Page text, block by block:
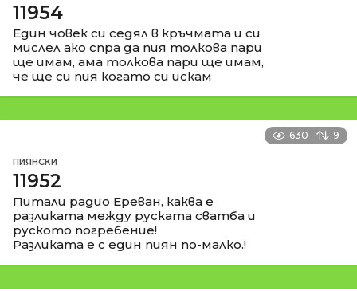
11954
Един човек си седял в кръчмата и си
мислел ако спра да пия толкова пари
ще имам, ама толкова пари ще имам,
че ще си пия когато си искам
630 9
ПИЯНСКИ
11952
Питали радио Ереван, каква е
разликата между руската сватба и
руското погребение!
Разликата е с един пиян по-малко.!